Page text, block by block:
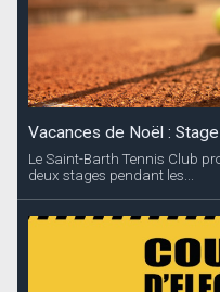
Vacances de Noël :
Le Saint-Barth Tennis Club
deux stages pendant les...